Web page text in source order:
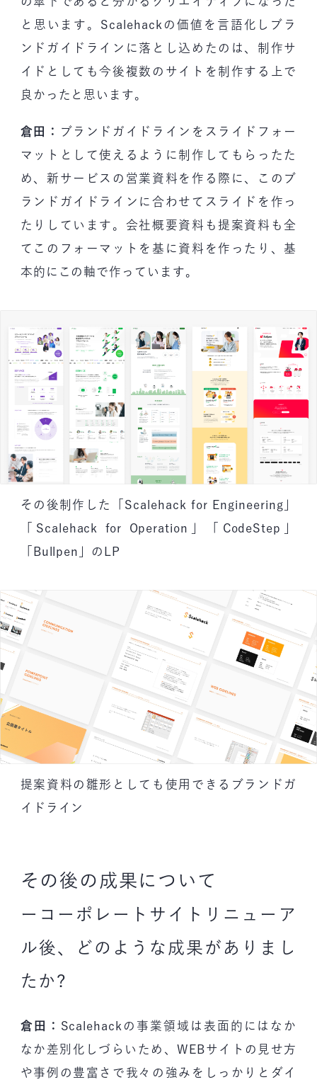
と思います。Scalehackの価値を言語化しブラ
ンドガイドラインに落とし込めたのは、制作サ
イドとしても今後複数のサイトを制作する上で
良かったと思います。
倉田：
ブランドガイドラインをスライドフォー
マットとして使えるように制作してもらったた
め、新サービスの営業資料を作る際に、このブ
ランドガイドラインに合わせてスライドを作っ
たりしています。会社概要資料も提案資料も全
てこのフォーマットを基に資料を作ったり、基
本的にこの軸で作っています。
その後制作した「Scalehack for Engineering」
「Scalehack for Operation」「CodeStep」
「Bullpen」のLP
提案資料の雛形としても使用できるブランドガ
イドライン
その後の成果について
ーコーポレートサイトリニューア
ル後、どのような成果がありまし
たか?
倉田： Scalehackの事業領域は表面的にはなか
なか差別化しづらいため、WEBサイトの見せ方
や事例の豊富さで我々の強みをしっかりとダイ